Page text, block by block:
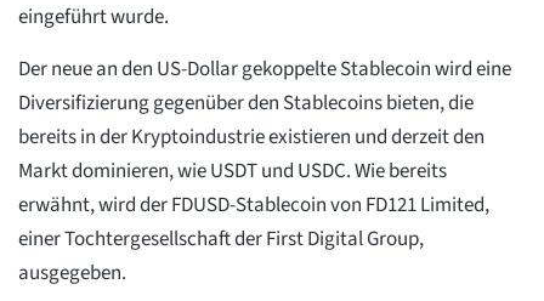
eingeführt wurde.
Der neue an den US-Dollar gekoppelte Stablecoin wird eine
Diversifizierung gegenüber den Stablecoins bieten, die
bereits in der Kryptoindustrie existieren und derzeit den
Markt dominieren, wie USDT und USDC. Wie bereits
erwähnt, wird der FDUSD-Stablecoin von FD121 Limited,
einer Tochtergesellschaft der First Digital Group,
ausgegeben.